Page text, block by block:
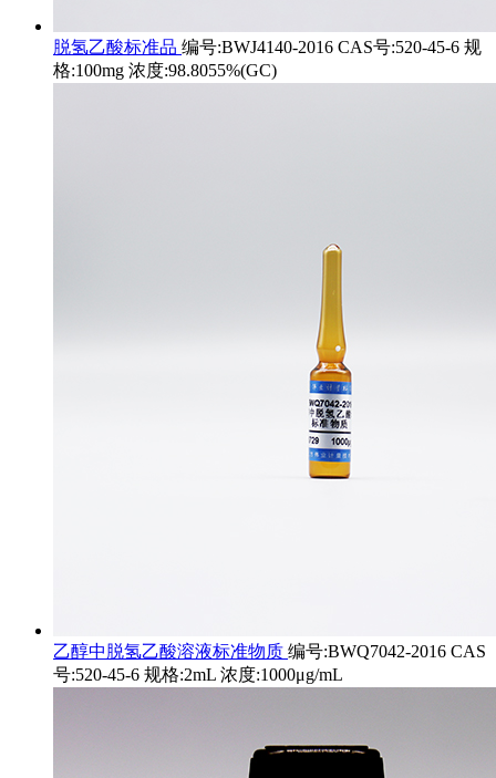
脱氢乙酸标准品 编号:BWJ4140-2016 CAS号:520-45-6 规
格:100mg 浓度:98.8055%(GC)
乙醇中脱氢乙酸溶液标准物质 编号:BWQ7042-2016 CAS
号:520-45-6 规格:2mL 浓度:1000μg/mL